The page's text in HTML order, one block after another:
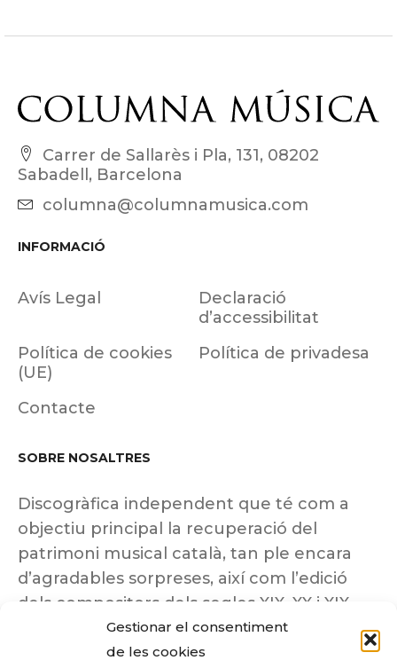
Gestionar el consentiment
de les cookies
Carrer de Sallarès i Pla, 131, 08202
Sabadell, Barcelona
columna@columnamusica.com
INFORMACIÓ
Avís Legal
Declaració
d’accessibilitat
Política de cookies
(UE)
Política de privadesa
Contacte
SOBRE NOSALTRES
Discogràfica independent que té com a
objectiu principal la recuperació del
patrimoni musical català, tan ple encara
d’agradables sorpreses, així com l’edició
dels compositors dels segles XIX, XX i XIX
insuficientment coneguts.